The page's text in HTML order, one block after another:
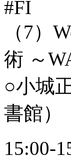
#FI
（7）
術 ～
○小城
書館）
15:00-